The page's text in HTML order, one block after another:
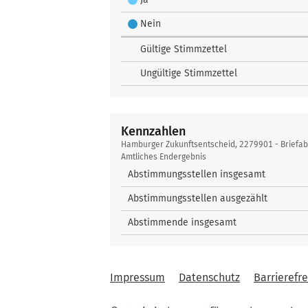
Nein
Gültige Stimmzettel
Ungültige Stimmzettel
Kennzahlen
Kennzahlen
Hamburger Zukunftsentscheid, 2279901 -
Amtliches Endergebnis
Abstimmungsstellen insgesamt
Abstimmungsstellen ausgezählt
Abstimmende insgesamt
Impressum Datenschutz